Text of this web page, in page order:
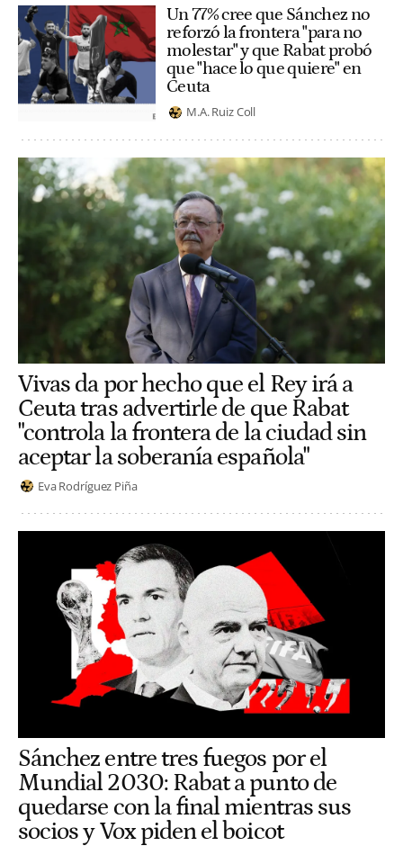
Un 77% cree que Sánchez no
reforzó la frontera "para no
molestar" y que Rabat probó
que "hace lo que quiere" en
Ceuta
M.A. Ruiz Coll
Vivas da por hecho que el Rey irá a
Ceuta tras advertirle de que Rabat
"controla la frontera de la ciudad sin
aceptar la soberanía española"
Eva Rodríguez Piña
Sánchez entre tres fuegos por el
Mundial 2030: Rabat a punto de
quedarse con la final mientras sus
socios y Vox piden el boicot